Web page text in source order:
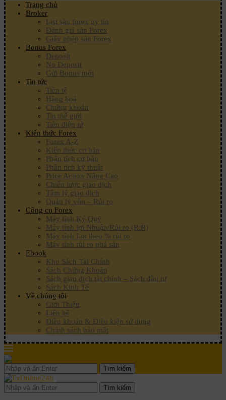
Trang chủ
Broker
List sàn forex uy tín
Đánh giá sàn Forex
Giấy phép sàn Forex
Bonus Forex
Deposit
No Deposit
Gửi Bonus mới
Tin tức
Tiền tệ
Hàng hoá
Chứng khoán
Tin thế giới
Tiền điện tử
Kiến thức Forex
Forex A-Z
Kiến thức cơ bản
Phân tích cơ bản
Phân tích kỹ thuật
Price Action Nâng Cao
Chiến lược giao dịch
Tâm lý giao dịch
Quản lý vốn – Rủi ro
Công cụ Forex
Máy tính Ký Quỹ
Máy tính lợi Nhuận/Rủi ro (R:R)
Máy tính Lot theo % rủi ro
Máy tính rủi ro phá sản
Ebook
Kho Sách Tài Chính
Sách Chứng Khoán
Sách giao dịch tài chính – Sách đầu tư
Sách Kinh Tế
Về chúng tôi
Giới Thiệu
Liên hệ
Điều khoản & Điều kiện sử dụng
Chính sách bảo mật
Tìm kiếm
Tìm kiếm